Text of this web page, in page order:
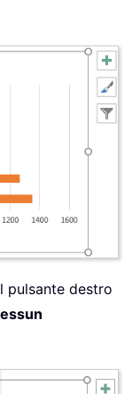
pulsante destro